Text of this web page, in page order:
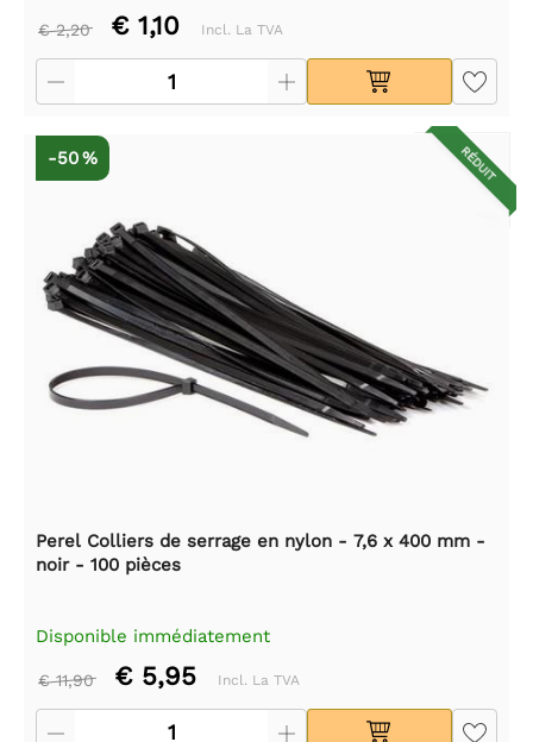
€ 2,20 € 1,10 Incl. La TVA
RÉDUIT
-50 %
Perel Colliers de serrage en nylon - 7,6 x 400 mm -
noir - 100 pièces
Disponible immédiatement
€ 11,90 € 5,95 Incl. La TVA